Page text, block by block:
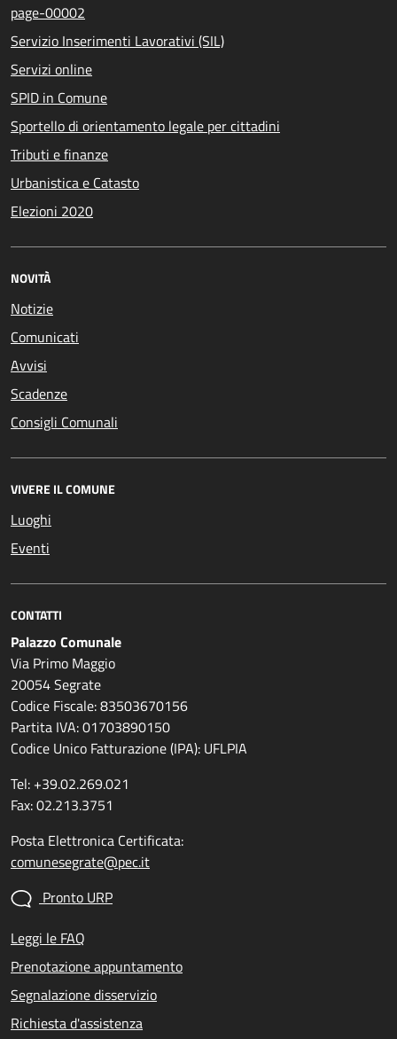
page-00002
Servizio Inserimenti Lavorativi (SIL)
Servizi online
SPID in Comune
Sportello di orientamento legale per cittadini
Tributi e finanze
Urbanistica e Catasto
Elezioni 2020
NOVITÀ
Notizie
Comunicati
Avvisi
Scadenze
Consigli Comunali
VIVERE IL COMUNE
Luoghi
Eventi
CONTATTI
Palazzo Comunale
Via Primo Maggio
20054 Segrate
Codice Fiscale: 83503670156
Partita IVA: 01703890150
Codice Unico Fatturazione (IPA): UFLPIA
Tel: +39.02.269.021
Fax: 02.213.3751
Posta Elettronica Certificata:
comunesegrate@pec.it
Pronto URP
Leggi le FAQ
Prenotazione appuntamento
Segnalazione disservizio
Richiesta d'assistenza